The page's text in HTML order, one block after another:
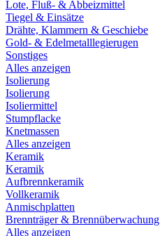
Lote, Fluß- & Abbeizmittel
Tiegel & Einsätze
Drähte, Klammern & Geschiebe
Gold- & Edelmetalllegierugen
Sonstiges
Alles anzeigen
Isolierung
Isolierung
Isoliermittel
Stumpflacke
Knetmassen
Alles anzeigen
Keramik
Keramik
Aufbrennkeramik
Vollkeramik
Anmischplatten
Brennträger & Brennüberwachung
Alles anzeigen